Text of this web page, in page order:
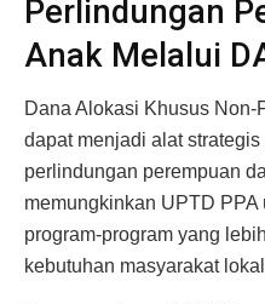
Perlindungan
Anak Melalui
Dana Alokasi Khusus
dapat menjadi alat
perlindungan perempuan
memungkinkan UPTD
program-program yang
kebutuhan masyarakat